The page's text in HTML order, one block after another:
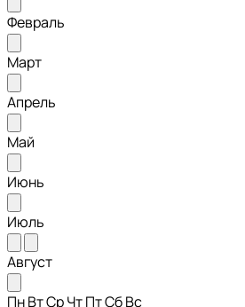
Февраль
Март
Апрель
Май
Июнь
Июль
Август
ПнВтСрЧтПтСбВс